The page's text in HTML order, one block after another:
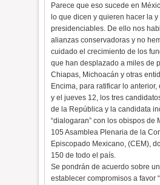
Parece que eso sucede en
lo que dicen y quieren hacer la y
presidenciables. De ello nos
alianzas conservadoras y no
cuidado el crecimiento de los
que han desplazado a miles de
Chiapas, Michoacán y otras
Encima, para ratificar lo anterior,
y el jueves 12, los tres
de la República y la candidata
“dialogaran” con los obispos de
105 Asamblea Plenaria de la
Episcopado Mexicano, (CEM),
150 de todo el país.
Se pondrán de acuerdo sobre
establecer compromisos a favor